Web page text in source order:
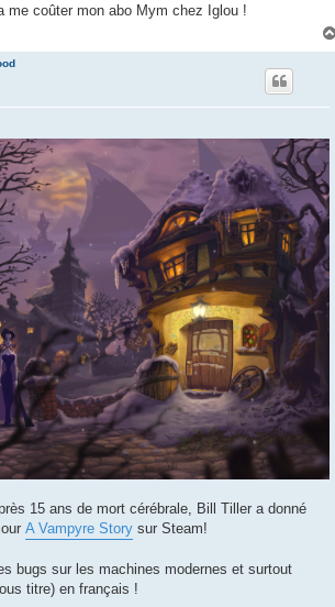
me coûter mon abo Mym chez Iglou !
15 ans de mort cérébrale, Bill Tiller a donné
A Vampyre Story sur Steam!
bugs sur les machines modernes et surtout
titre) en français !